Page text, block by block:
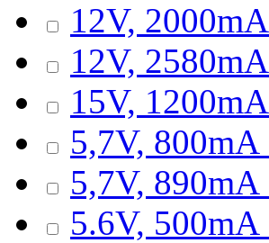
12V, 2000mA
12V, 2580mA
15V, 1200mA
5,7V, 800mA
5,7V, 890mA
5.6V, 500mA